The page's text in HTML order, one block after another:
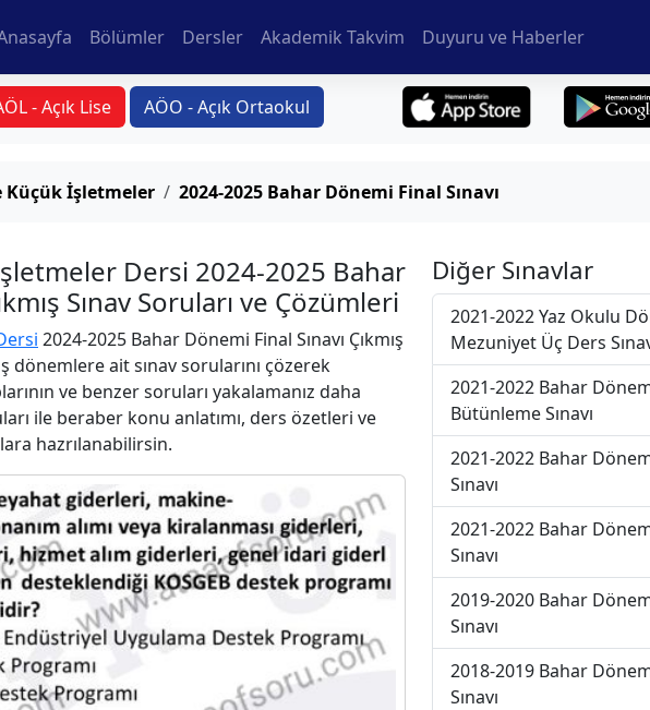
Bölümler Dersler Akademik Takvim Duyuru ve Haberler
- Açık Lise AÖO - Açık Ortaokul
İşletmeler 2024-2025 Bahar Dönemi Final Sınavı
Dersi 2024-2025 Bahar
Sınav Soruları ve Çözümleri
2024-2025 Bahar Dönemi Final Sınavı Çıkmış
dönemlere ait sınav sorularını çözerek
ve benzer soruları yakalamanız daha
ile beraber konu anlatımı, ders özetleri ve
hazrılanabilirsin.
Diğer Sınavlar
2021-2022 Yaz Okulu
Mezuniyet Üç Ders
2021-2022 Bahar
Bütünleme Sınavı
2021-2022 Bahar
Sınavı
2021-2022 Bahar
Sınavı
2019-2020 Bahar
Sınavı
2018-2019 Bahar
Sınavı